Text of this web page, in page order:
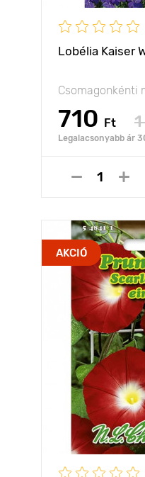
Lobélia Kaiser
Csomagonkénti
710 Ft
Legalacsonyabb ár
AKCIÓ